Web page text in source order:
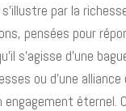
s’illustre par la
pensées pour
s’agisse d’une
ou d’une alliance
engagement éternel.